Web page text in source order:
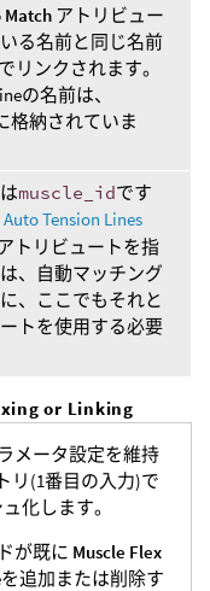
アトリビュー
る名前と同じ名前
リンクされます。
の名前は、
格納されていま
muscle_idです
Auto Tension Lines
トリビュートを指
、自動マッチング
、ここでもそれと
トを使用する必要
or Linking
メータ設定を維持
リ(1番目の入力)で
化します。
が既に Muscle Flex
追加または削除す